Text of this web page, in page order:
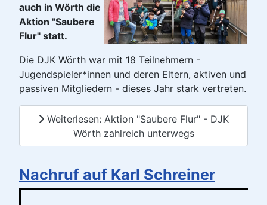
auch in Wörth die
Aktion "Saubere
Flur" statt.
Die DJK Wörth war mit 18 Teilnehmern -
Jugendspieler*innen und deren Eltern, aktiven und
passiven Mitgliedern - dieses Jahr stark vertreten.
Weiterlesen: Aktion "Saubere Flur" - DJK
Wörth zahlreich unterwegs
Nachruf auf Karl Schreiner